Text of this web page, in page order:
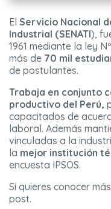
El Servicio Nacional
Industrial (SENATI),
1961 mediante la ley
más de 70 mil
de postulantes.
Trabaja en conjunto
productivo del Perú,
capacitados de
laboral. Además
vinculadas a la
la mejor institución
encuesta IPSOS.
Si quieres conocer
post.